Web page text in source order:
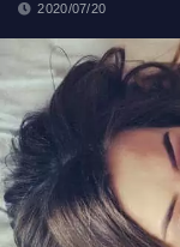
2020/07/20